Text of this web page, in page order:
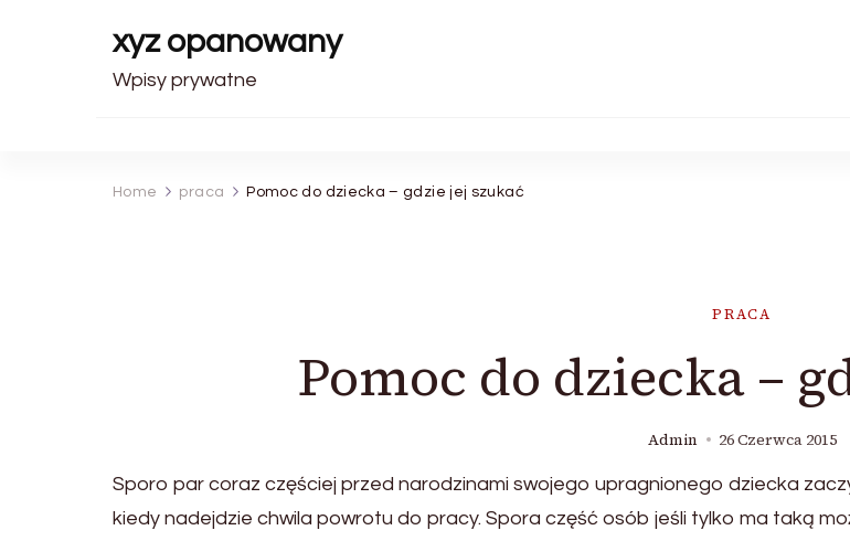
xyz opanowany
Wpisy prywatne
Home praca Pomoc do dziecka – gdzie jej szukać
PRACA
Pomoc do dziecka –
Admin 26 Czerwca 2015
Sporo par coraz częściej przed narodzinami swojego upragnionego dziecka
kiedy nadejdzie chwila powrotu do pracy. Spora część osób jeśli tylko ma taką